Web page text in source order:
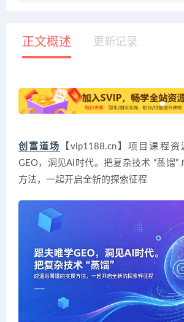
正文概述 更新记录
创富道场
【vip1188.cn】项目课程
GEO，洞见AI时代。把复杂技术 “蒸馏”
方法，一起开启全新的探索征程